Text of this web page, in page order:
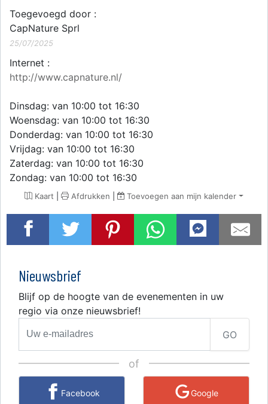
Toegevoegd door :
CapNature Sprl
25/07/2025
Internet :
http://www.capnature.nl/
Dinsdag: van 10:00 tot 16:30
Woensdag: van 10:00 tot 16:30
Donderdag: van 10:00 tot 16:30
Vrijdag: van 10:00 tot 16:30
Zaterdag: van 10:00 tot 16:30
Zondag: van 10:00 tot 16:30
Kaart | Afdrukken | Toevoegen aan mijn kalender
Nieuwsbrief
Blijf op de hoogte van de evenementen in uw
regio via onze nieuwsbrief!
GO
of
Facebook Google